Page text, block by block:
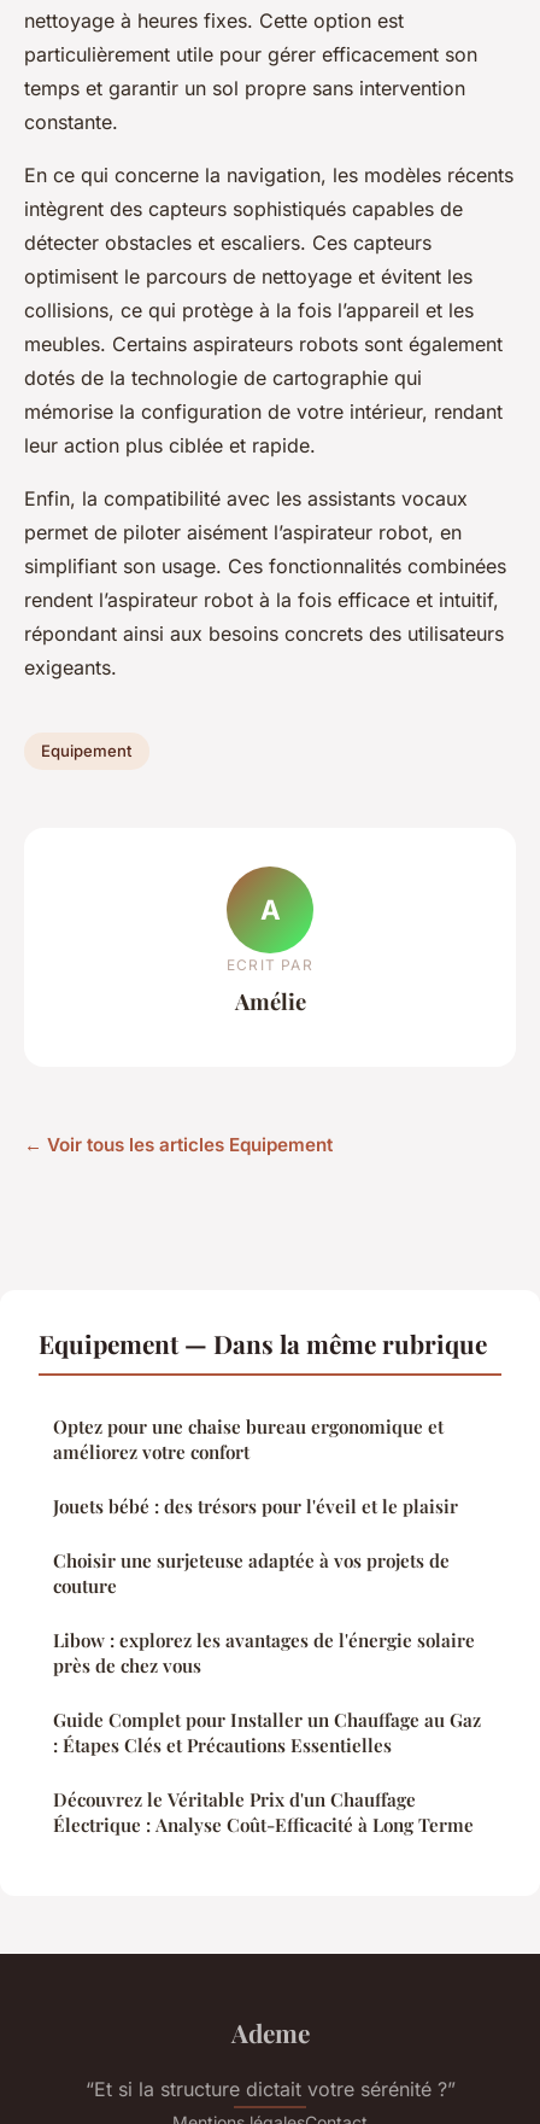
nettoyage à heures fixes. Cette option est
particulièrement utile pour gérer efficacement son
temps et garantir un sol propre sans intervention
constante.
En ce qui concerne la navigation, les modèles récents
intègrent des capteurs sophistiqués capables de
détecter obstacles et escaliers. Ces capteurs
optimisent le parcours de nettoyage et évitent les
collisions, ce qui protège à la fois l’appareil et les
meubles. Certains aspirateurs robots sont également
dotés de la technologie de cartographie qui
mémorise la configuration de votre intérieur, rendant
leur action plus ciblée et rapide.
Enfin, la compatibilité avec les assistants vocaux
permet de piloter aisément l’aspirateur robot, en
simplifiant son usage. Ces fonctionnalités combinées
rendent l’aspirateur robot à la fois efficace et intuitif,
répondant ainsi aux besoins concrets des utilisateurs
exigeants.
Equipement
A
ECRIT PAR
Amélie
← Voir tous les articles Equipement
Equipement — Dans la même rubrique
Optez pour une chaise bureau ergonomique et
améliorez votre confort
Jouets bébé : des trésors pour l'éveil et le plaisir
Choisir une surjeteuse adaptée à vos projets de
couture
Libow : explorez les avantages de l'énergie solaire
près de chez vous
Guide Complet pour Installer un Chauffage au Gaz
: Étapes Clés et Précautions Essentielles
Découvrez le Véritable Prix d'un Chauffage
Électrique : Analyse Coût-Efficacité à Long Terme
Ademe
“Et si la structure dictait votre sérénité ?”